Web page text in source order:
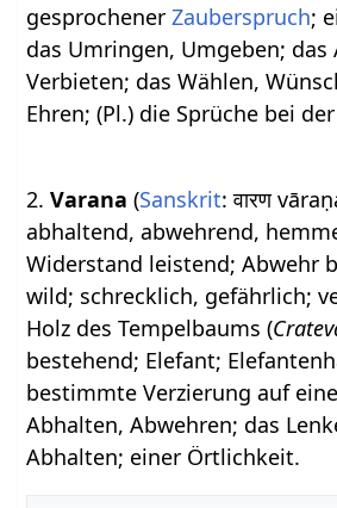
gesprochenerZauberspruch;
das Umringen, Umgeben; das
Verbieten; das Wählen,
Ehren; (Pl.) die Sprüche bei
2.Varana (Sanskrit: वारण
abhaltend, abwehrend,
Widerstand leistend; Abwehr
wild; schrecklich, gefährlich;
Holz des Tempelbaums (
bestehend; Elefant;
bestimmte Verzierung auf
Abhalten, Abwehren; das
Abhalten; einer Örtlichkeit.